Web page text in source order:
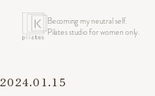
Becoming my neutral self.
Pilates studio for women only.
2024.01.15